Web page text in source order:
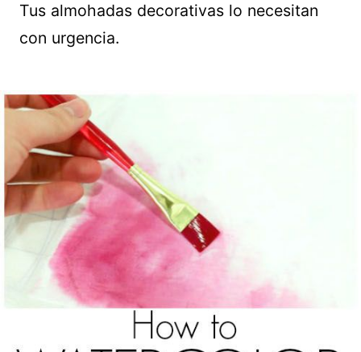
Tus almohadas decorativas lo necesitan
con urgencia.